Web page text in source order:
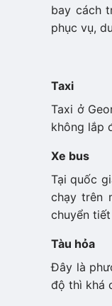
bay cách
phục vụ,
Taxi
Taxi ở
không lắp
Xe bus
Tại quốc
chạy trên
chuyển
Tàu hỏa
Đây là
độ thì khá